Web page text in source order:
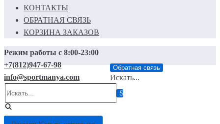
КОНТАКТЫ
ОБРАТНАЯ СВЯЗЬ
КОРЗИНА ЗАКАЗОВ
Режим работы с 8:00-23:00
+7(812)947-67-98
info@sportmanya.com
Обратная связь
Искать...